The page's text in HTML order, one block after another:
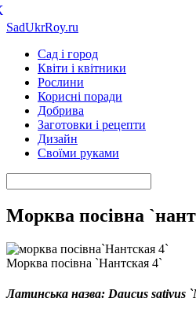
SadUkrRoy.ru
Сад і город
Квіти і квітники
Рослини
Корисні поради
Добрива
Заготовки і рецепти
Дизайн
Своїми руками
Морква посівна
Морква посівна `Нантская 4`
Латинська назва: Daucus sativus